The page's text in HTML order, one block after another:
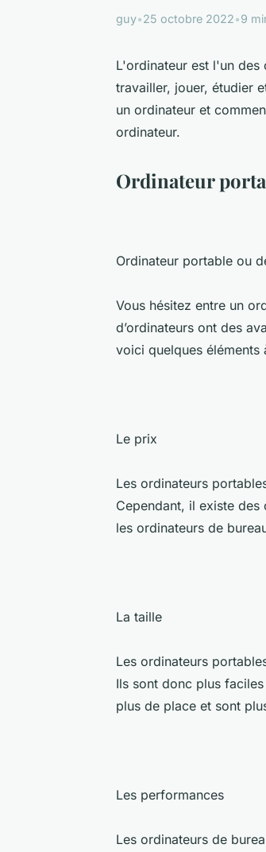
guy•25 octobre 2022•9
L'ordinateur est l'un
travailler, jouer, étudier
un ordinateur et
ordinateur.
Ordinateur
Ordinateur portable ou
Vous hésitez entre un
d’ordinateurs ont des
voici quelques éléments
Le prix
Les ordinateurs
Cependant, il existe
les ordinateurs de
La taille
Les ordinateurs
Ils sont donc plus
plus de place et sont
Les performances
Les ordinateurs de